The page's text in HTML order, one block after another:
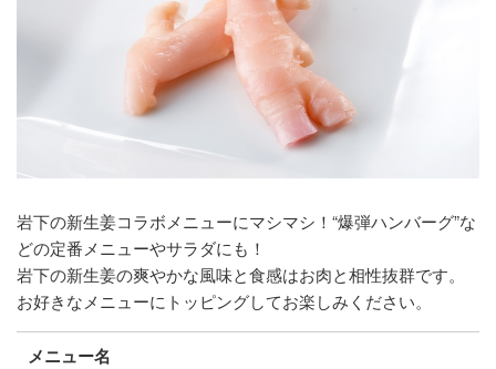
岩下の新生姜コラボメニューにマシマシ！“爆弾ハンバーグ”な
どの定番メニューやサラダにも！
岩下の新生姜の爽やかな風味と食感はお肉と相性抜群です。
お好きなメニューにトッピングしてお楽しみください。
メニュー名